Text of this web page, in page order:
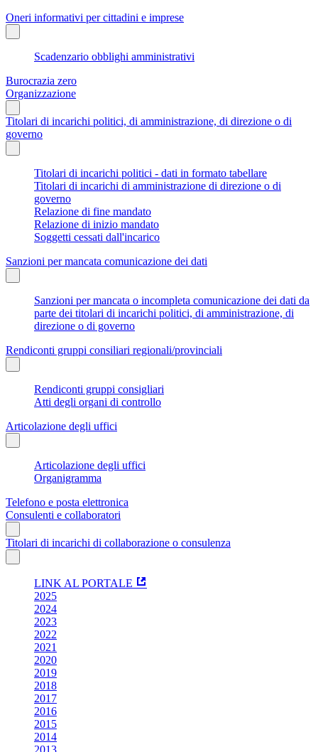
Oneri informativi per cittadini e imprese
Scadenzario obblighi amministrativi
Burocrazia zero
Organizzazione
Titolari di incarichi politici, di amministrazione, di direzione o di
governo
Titolari di incarichi politici - dati in formato tabellare
Titolari di incarichi di amministrazione di direzione o di
governo
Relazione di fine mandato
Relazione di inizio mandato
Soggetti cessati dall'incarico
Sanzioni per mancata comunicazione dei dati
Sanzioni per mancata o incompleta comunicazione dei dati da
parte dei titolari di incarichi politici, di amministrazione, di
direzione o di governo
Rendiconti gruppi consiliari regionali/provinciali
Rendiconti gruppi consigliari
Atti degli organi di controllo
Articolazione degli uffici
Articolazione degli uffici
Organigramma
Telefono e posta elettronica
Consulenti e collaboratori
Titolari di incarichi di collaborazione o consulenza
LINK AL PORTALE
2025
2024
2023
2022
2021
2020
2019
2018
2017
2016
2015
2014
2013